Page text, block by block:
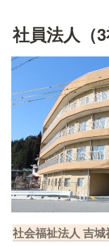
社員法人（3
社会福祉法人 吉城